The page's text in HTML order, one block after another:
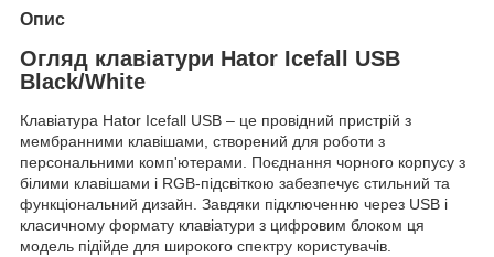
Опис
Огляд клавіатури Hator Icefall USB
Black/White
Клавіатура Hator Icefall USB – це провідний пристрій з
мембранними клавішами, створений для роботи з
персональними комп'ютерами. Поєднання чорного корпусу з
білими клавішами і RGB-підсвіткою забезпечує стильний та
функціональний дизайн. Завдяки підключенню через USB і
класичному формату клавіатури з цифровим блоком ця
модель підійде для широкого спектру користувачів.